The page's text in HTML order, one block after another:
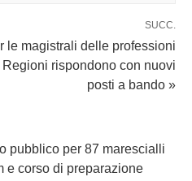
SUCC.
le magistrali delle professioni
rispondono con nuovi
posti a bando »
pubblico per 87 marescialli
e corso di preparazione